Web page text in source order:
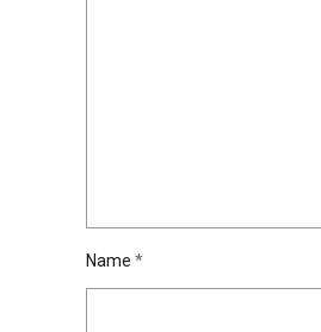
Name *